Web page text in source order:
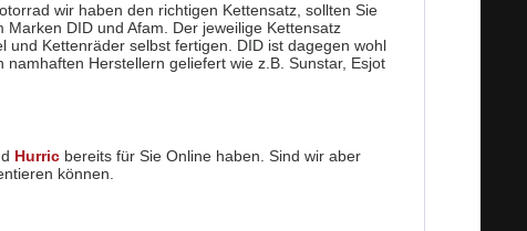
wir haben den richtigen Kettensatz, sollten Sie
DID und Afam. Der jeweilige Kettensatz
Kettenräder selbst fertigen. DID ist dagegen wohl
Herstellern geliefert wie z.B. Sunstar, Esjot
Hurric bereits für Sie Online haben. Sind wir aber
können.